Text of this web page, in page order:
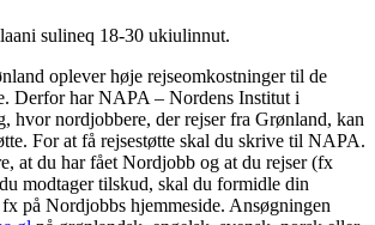
sulineq 18-30 ukiulinnut.
oplever høje rejseomkostninger til de
Derfor har NAPA – Nordens Institut i
hvor nordjobbere, der rejser fra Grønland, kan
For at få rejsestøtte skal du skrive til NAPA.
at du har fået Nordjobb og at du rejser (fx
modtager tilskud, skal du formidle din
på Nordjobbs hjemmeside. Ansøgningen